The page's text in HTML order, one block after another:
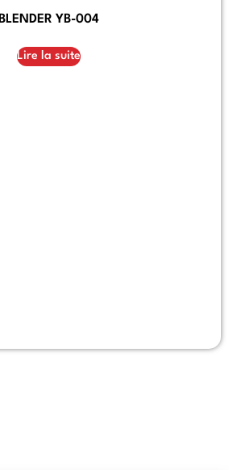
BLENDER YB-004
Lire la suite